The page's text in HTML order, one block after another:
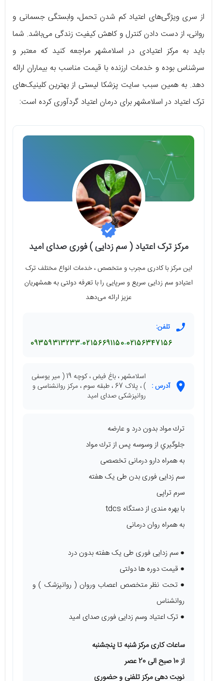
از سری ویژگی‌های اعتیاد کم شدن تحمل، وابستگی جسمانی و
روانی، از دست دادن کنترل و کاهش کیفیت زندگی می‌باشد. شما
باید به مرکز اعتیادی در اسلامشهر مراجعه کنید که معتبر و
سرشناس بوده و خدمات ارزنده با قیمت مناسب به بیماران ارائه
دهد. به همین سبب سایت پزشکا لیستی از بهترین کلینیک‌های
ترک اعتیاد در اسلامشهر برای درمان اعتیاد گردآوری کرده است:
مرکز ترک اعتیاد ( سم زدایی ) فوری صدای امید
این مرکز با کادری مجرب و متخصص ، خدمات انواع مختلف ترک
اعتیادو سم زدایی سریع و سرپایی را با تعرفه دولتی به همشهریان
عزیز ارائه می‌دهد
تلفن:
02156347156
02156691150
09359313233
آدرس :
اسلامشهر ، باغ فیض ، کوچه 19 ( میر یوسفی
) ، پلاک 67 ، طبقه سوم ، مرکز روانشناسی و
روانپزشکی صدای امید
ترك مواد بدون درد و عارضه
جلوگيري از وسوسه پس از ترك مواد
به همراه دارو درمانی تخصصی
سم زدایی فوری بدن طی یک هفته
سرم تراپی
با بهره مندی از دستگاه tdcs
به همراه روان درمانی
● سم زدایی فوری طی یک هفته بدون درد
● قیمت دوره ها دولتی
● تحت نظر متخصص اعصاب وروان ( روانپزشک ) و
روانشناس
● ترک اعتیاد وسم زدایی فوری صدای امید
ساعات کاری مرکز شنبه تا پنجشنبه
از 10 صبح الی 20 عصر
نوبت دهی مرکز تلفنی و حضوری